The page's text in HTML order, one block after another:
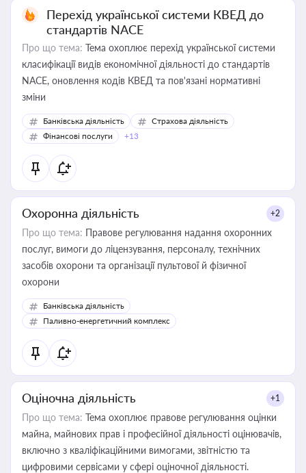
Перехід української системи КВЕД до
стандартів NACE
Про що тема: Тема охоплює перехід української системи
класифікації видів економічної діяльності до стандартів
NACE, оновлення кодів КВЕД та пов'язані нормативні
зміни
Банківська діяльність
Страхова діяльність
Фінансові послуги
+13
Охоронна діяльність +2
Про що тема: Правове регулювання надання охоронних
послуг, вимоги до ліцензування, персоналу, технічних
засобів охорони та організації пультової й фізичної
охорони
Банківська діяльність
Паливно-енергетичний комплекс
Оціночна діяльність +1
Про що тема: Тема охоплює правове регулювання оцінки
майна, майнових прав і професійної діяльності оцінювачів,
включно з кваліфікаційними вимогами, звітністю та
цифровими сервісами у сфері оціночної діяльності.